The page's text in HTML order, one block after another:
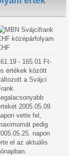
- 165.01 Ft-
értékek között
a Svájci
2005.05.09.
vette fel,
pedig
napon
el az aktuális